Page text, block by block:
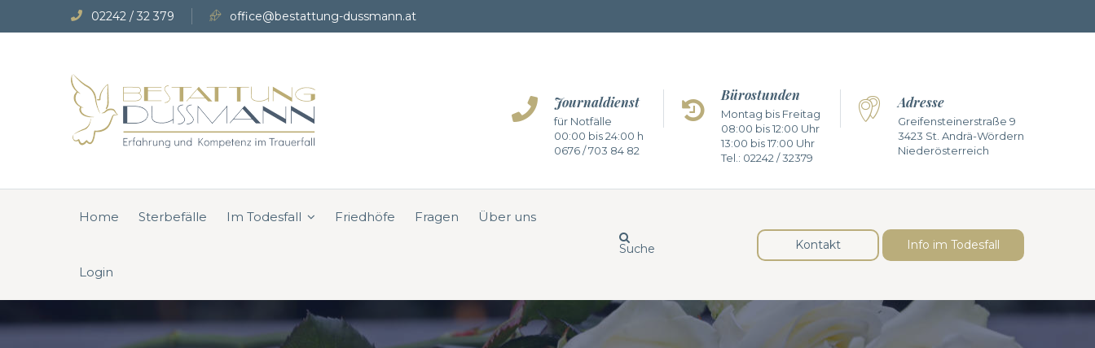
02242 / 32 379 office@bestattung-dussmann.at
Journaldienst
für Notfälle
00:00 bis 24:00 h
0676 / 703 84 82
Bürostunden
Montag bis Freitag
08:00 bis 12:00 Uhr
13:00 bis 17:00 Uhr
Tel.: 02242 / 32379
Adresse
Greifensteinerstraße 9
3423 St. Andrä-Wördern
Niederösterreich
Home Sterbefälle Im Todesfall Friedhöfe Fragen Über uns
Login
Kontakt Info im Todesfall